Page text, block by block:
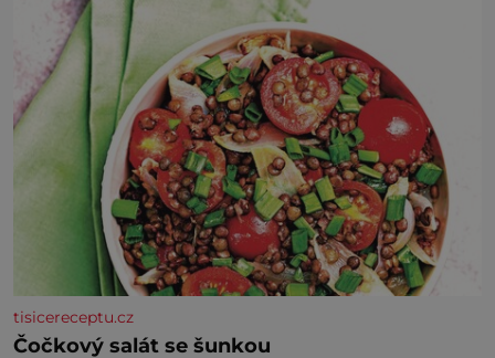
tisicereceptu.cz
Čočkový salát se šunkou